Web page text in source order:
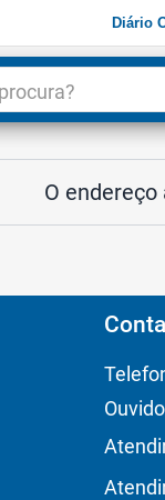
Diário
O